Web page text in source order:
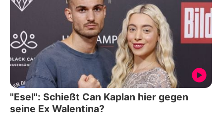
"Esel": Schießt Can Kaplan hier gegen
seine Ex Walentina?